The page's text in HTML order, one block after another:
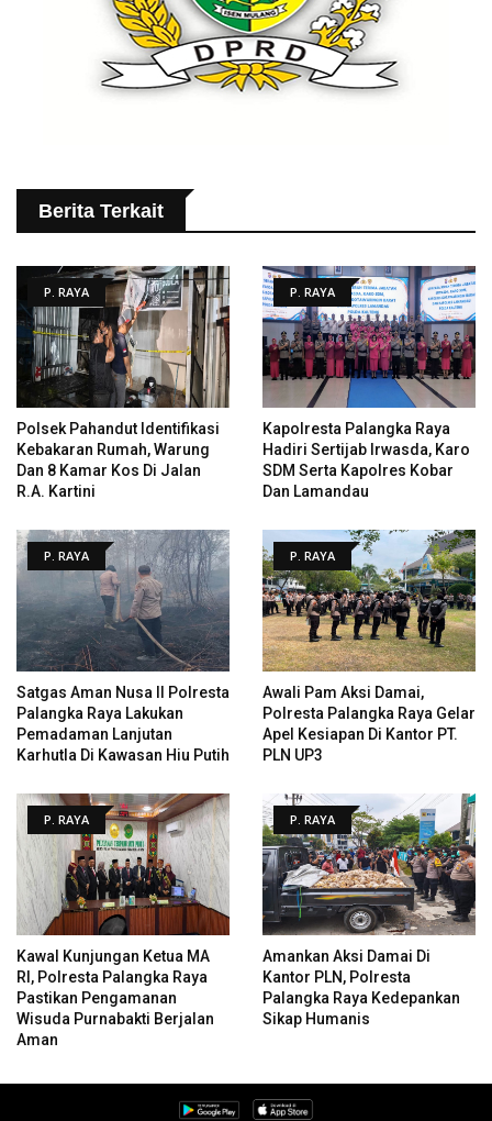
Berita Terkait
P. RAYA
Polsek Pahandut Identifikasi
Kebakaran Rumah, Warung
Dan 8 Kamar Kos Di Jalan
R.A. Kartini
P. RAYA
Kapolresta Palangka Raya
Hadiri Sertijab Irwasda, Karo
SDM Serta Kapolres Kobar
Dan Lamandau
P. RAYA
Satgas Aman Nusa II Polresta
Palangka Raya Lakukan
Pemadaman Lanjutan
Karhutla Di Kawasan Hiu Putih
P. RAYA
Awali Pam Aksi Damai,
Polresta Palangka Raya Gelar
Apel Kesiapan Di Kantor PT.
PLN UP3
P. RAYA
Kawal Kunjungan Ketua MA
RI, Polresta Palangka Raya
Pastikan Pengamanan
Wisuda Purnabakti Berjalan
Aman
P. RAYA
Amankan Aksi Damai Di
Kantor PLN, Polresta
Palangka Raya Kedepankan
Sikap Humanis